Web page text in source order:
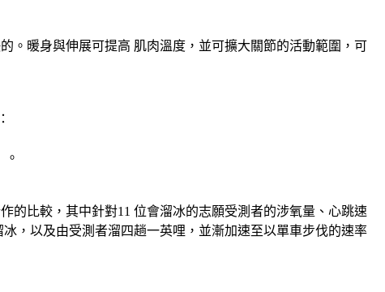
。暖身與伸展可提高 肌肉溫度，並可擴大關節的活動範圍，可
的比較，其中針對11 位會溜冰的志願受測者的涉氧量、心跳速
，以及由受測者溜四趟一英哩，並漸加速至以單車步伐的速率